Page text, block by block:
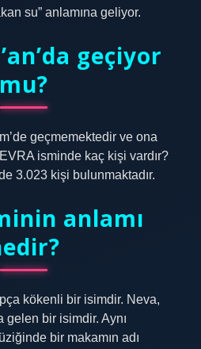
su” anlamına geliyor.
geçiyor
mu?
geçmemektedir ve ona
isminde kaç kişi vardır?
3.023 kişi bulunmaktadır.
anlamı
kökenli bir isimdir. Neva,
gelen bir isimdir. Aynı
bir makamın adı